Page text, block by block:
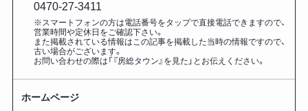
0470-27-3411
※スマートフォンの方は電話番号をタップで直接電話できますので、
営業時間や定休日をご確認下さい。
また掲載されている情報はこの記事を掲載した当時の情報ですので、
古い場合がございます。
お問い合わせの際は「『房総タウン』を見た」とお伝えください。
ホームページ